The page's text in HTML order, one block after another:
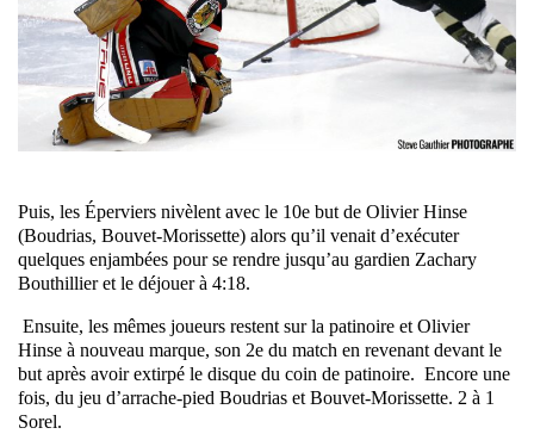
Puis, les Éperviers nivèlent avec le 10e but de Olivier Hinse
(Boudrias, Bouvet-Morissette) alors qu’il venait d’exécuter
quelques enjambées pour se rendre jusqu’au gardien Zachary
Bouthillier et le déjouer à 4:18.
Ensuite, les mêmes joueurs restent sur la patinoire et Olivier
Hinse à nouveau marque, son 2e du match en revenant devant le
but après avoir extirpé le disque du coin de patinoire. Encore une
fois, du jeu d’arrache-pied Boudrias et Bouvet-Morissette. 2 à 1
Sorel.